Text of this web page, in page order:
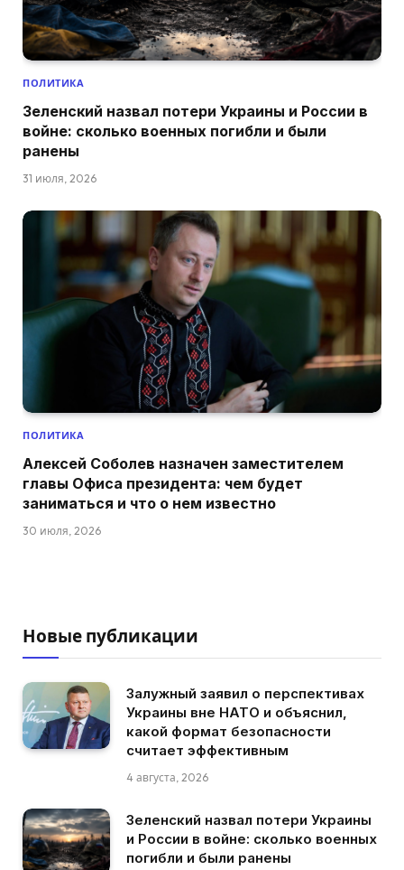
ПОЛИТИКА
Зеленский назвал потери Украины и России в
войне: сколько военных погибли и были
ранены
31 июля, 2026
ПОЛИТИКА
Алексей Соболев назначен заместителем
главы Офиса президента: чем будет
заниматься и что о нем известно
30 июля, 2026
Новые публикации
Залужный заявил о перспективах
Украины вне НАТО и объяснил,
какой формат безопасности
считает эффективным
4 августа, 2026
Зеленский назвал потери Украины
и России в войне: сколько военных
погибли и были ранены